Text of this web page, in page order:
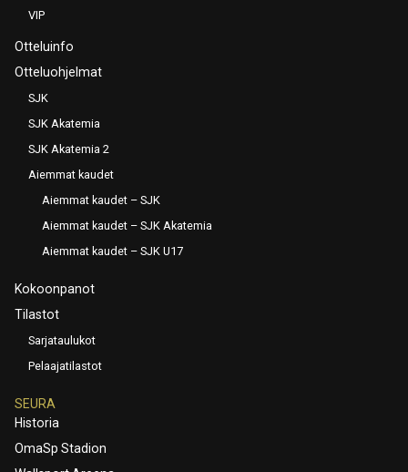
VIP
Otteluinfo
Otteluohjelmat
SJK
SJK Akatemia
SJK Akatemia 2
Aiemmat kaudet
Aiemmat kaudet – SJK
Aiemmat kaudet – SJK Akatemia
Aiemmat kaudet – SJK U17
Kokoonpanot
Tilastot
Sarjataulukot
Pelaajatilastot
SEURA
Historia
OmaSp Stadion